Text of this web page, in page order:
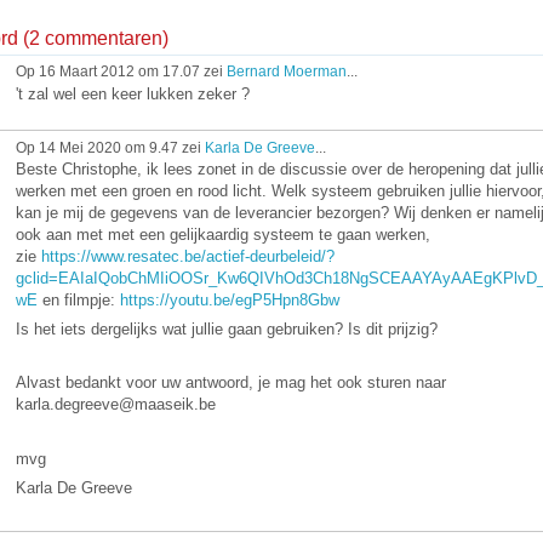
(2 commentaren)
Op 16 Maart 2012 om 17.07 zei Bernard Moerman...
't zal wel een keer lukken zeker ?
Op 14 Mei 2020 om 9.47 zei Karla De Greeve
Beste Christophe, ik lees zonet in de discussie over de heropening dat
werken met een groen en rood licht. Welk systeem gebruiken jullie hiervoor,
kan je mij de gegevens van de leverancier bezorgen? Wij denken er
ook aan met met een gelijkaardig systeem te gaan werken,
zie https://www.resatec.be/actief-deurbeleid/?
wE en filmpje: https://youtu.be/egP5Hpn8Gbw
Is het iets dergelijks wat jullie gaan gebruiken? Is dit prijzig?
Alvast bedankt voor uw antwoord, je mag het ook sturen naar
karla.degreeve@maaseik.be
mvg
Karla De Greeve